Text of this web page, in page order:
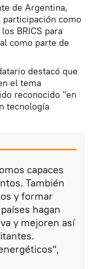
de Argentina,
participación como
BRICS para
como parte de
destacó que
el tema
reconocido "en
tecnología
capaces
También
y formar
hagan
y mejoren así